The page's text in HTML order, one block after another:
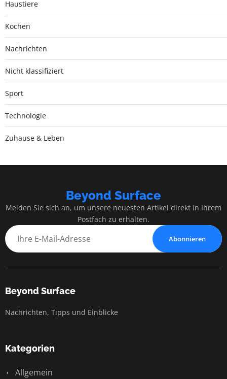
Haustiere
Kochen
Nachrichten
Nicht klassifiziert
Sport
Technologie
Zuhause & Leben
Beyond Surface
Melden Sie sich an, um unsere neuesten Artikel direkt in Ihrem
Postfach zu erhalten.
Abonnieren
Beyond Surface
Nachrichten, Tipps und Einblicke
Kategorien
Allgemein